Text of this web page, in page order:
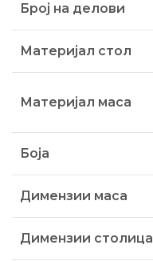
Број на делови
Материјал стол
Материјал маса
Боја
Димензии маса
Димензии столица